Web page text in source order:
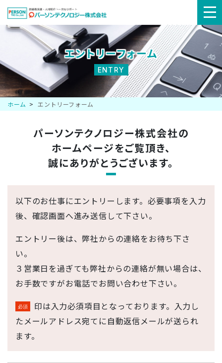
エントリーフォーム
ENTRY
ホーム エントリーフォーム
パーソンテクノロジー株式会社の
ホームページをご覧頂き、
誠にありがとうございます。
以下のお仕事にエントリーします。必要事項を入力
後、確認画面へ進み送信して下さい。
エントリー後は、弊社からの連絡をお待ち下さ
い。
３営業日を過ぎても弊社からの連絡が無い場合は、
お手数ですがお電話でお問い合わせ下さい。
印は入力必須項目となっております。入力し
たメールアドレス宛てに自動返信メールが送られ
ます。
メ
ュ
ー